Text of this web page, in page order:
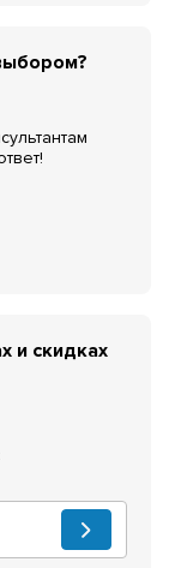
и скидках